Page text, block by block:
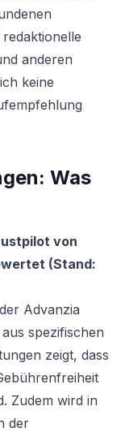
anderen
keine
Was
von
(Stand:
Advanzia
spezifischen
zeigt, dass
Zudem wird in
der